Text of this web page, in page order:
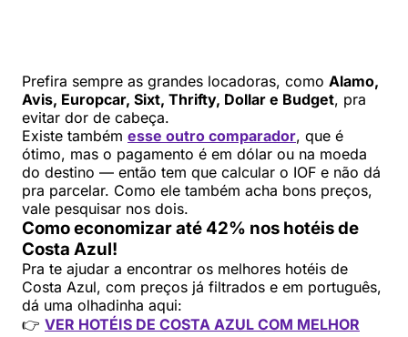
Prefira sempre as grandes locadoras, como Alamo,
Avis, Europcar, Sixt, Thrifty, Dollar e Budget, pra
evitar dor de cabeça.
Existe também esse outro comparador, que é
ótimo, mas o pagamento é em dólar ou na moeda
do destino — então tem que calcular o IOF e não dá
pra parcelar. Como ele também acha bons preços,
vale pesquisar nos dois.
Como economizar até 42% nos hotéis de
Costa Azul!
Pra te ajudar a encontrar os melhores hotéis de
Costa Azul, com preços já filtrados e em português,
dá uma olhadinha aqui:
👉 VER HOTÉIS DE COSTA AZUL COM MELHOR